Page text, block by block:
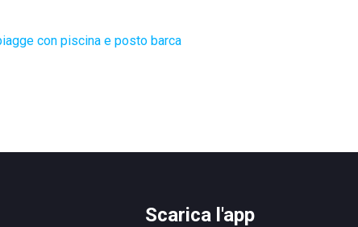
con piscina e posto barca
Scarica l'app